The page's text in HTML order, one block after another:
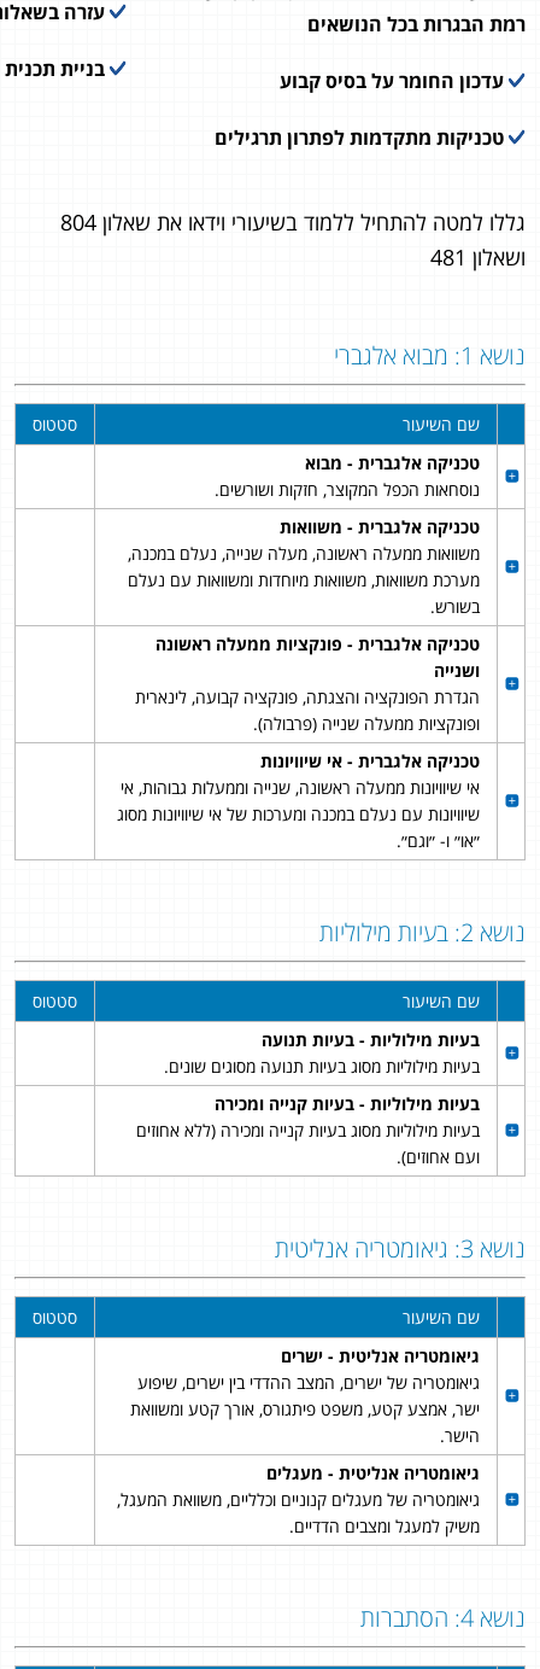
רמת הבגרות בכל הנושאים
עדכון החומר על בסיס קבוע
טכניקות מתקדמות לפתרון תרגילים
עזרה
בניית
גללו למטה להתחיל ללמוד בשיעורי וידאו את שאלון 804
ושאלון 481
נושא 1: מבוא אלגברי
שם השיעור
סטטוס
טכניקה אלגברית - מבוא
נוסחאות הכפל המקוצר, חזקות ושורשים.
טכניקה אלגברית - משוואות
משוואות ממעלה ראשונה, מעלה שנייה, נעלם במכנה,
מערכת משוואות, משוואות מיוחדות ומשוואות עם נעלם
בשורש.
טכניקה אלגברית - פונקציות ממעלה ראשונה
ושנייה
הגדרת הפונקציה והצגתה, פונקציה קבועה, לינארית
ופונקציות ממעלה שנייה (פרבולה).
טכניקה אלגברית - אי שיוויונות
אי שיוויונות ממעלה ראשונה, שנייה וממעלות גבוהות, אי
שיוויונות עם נעלם במכנה ומערכות של אי שיוויונות מסוג
״או״ ו- ״וגם״.
נושא 2: בעיות מילוליות
שם השיעור
סטטוס
בעיות מילוליות - בעיות תנועה
בעיות מילוליות מסוג בעיות תנועה מסוגים שונים.
בעיות מילוליות - בעיות קנייה ומכירה
בעיות מילוליות מסוג בעיות קנייה ומכירה (ללא אחוזים
ועם אחוזים).
נושא 3: גיאומטריה אנליטית
שם השיעור
סטטוס
גיאומטריה אנליטית - ישרים
גיאומטריה של ישרים, המצב ההדדי בין ישרים, שיפוע
ישר, אמצע קטע, משפט פיתגורס, אורך קטע ומשוואת
הישר.
גיאומטריה אנליטית - מעגלים
גיאומטריה של מעגלים קנוניים וכלליים, משוואת המעגל,
משיק למעגל ומצבים הדדיים.
נושא 4: הסתברות